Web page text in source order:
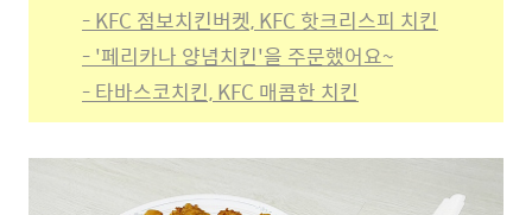
- KFC 점보치킨버켓, KFC 핫크리스피 치킨
- '페리카나 양념치킨'을 주문했어요~
- 타바스코치킨, KFC 매콤한 치킨